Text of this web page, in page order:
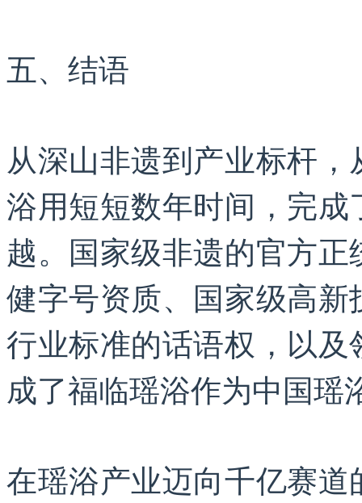
五、结语
从深山非遗到产业标杆
浴用短短数年时间，完
越。国家级非遗的官方
健字号资质、国家级高
行业标准的话语权，以
成了福临瑶浴作为中国瑶
在瑶浴产业迈向千亿赛